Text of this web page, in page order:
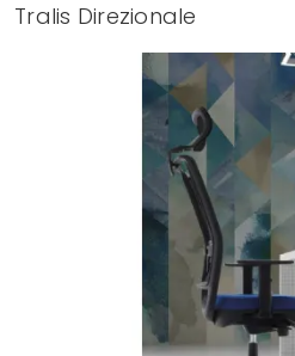
Tralis Direzionale